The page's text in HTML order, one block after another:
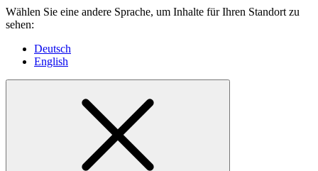
Wählen Sie eine andere Sprache, um Inhalte für Ihren Standort zu
sehen:
Deutsch
English